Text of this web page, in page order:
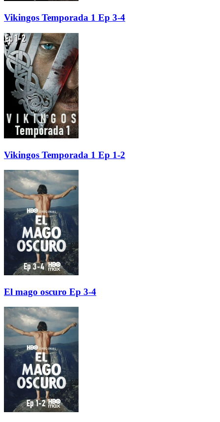
Vikingos Temporada 1 Ep 3-4
Vikingos Temporada 1 Ep 1-2
El mago oscuro Ep 3-4